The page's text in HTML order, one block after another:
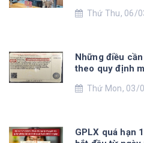
Thứ Thu, 06/
Những điều
theo quy định
Thứ Mon, 03/
GPLX quá hạn